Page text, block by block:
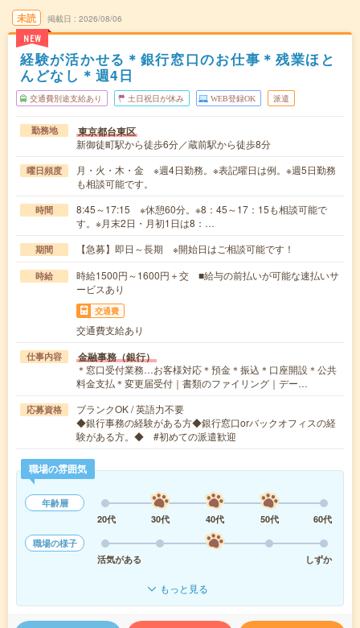
未読
NEW
掲載日 2026/08/06
経験が活かせる＊銀行窓口のお仕事＊残業ほと
んどなし＊週4日
交通費別途支給あり 土日祝日が休み WEB登録OK 派遣
勤務地 東京都台東区
新御徒町駅から徒歩6分／蔵前駅から徒歩8分
曜日頻度
月・火・木・金 ※週4日勤務。※表記曜日は例。※週5日勤務
も相談可能です。
時間
8:45～17:15 ※休憩60分。※8：45～17：15も相談可能で
す。※月末2日・月初1日は8：…
期間 【急募】即日～長期 ※開始日はご相談可能です！
時給
時給1500円～1600円＋交 ■給与の前払いが可能な速払いサ
ービスあり
交通費
交通費支給あり
仕事内容 金融事務（銀行）
＊窓口受付業務…お客様対応＊預金＊振込＊口座開設＊公共
料金支払＊変更届受付｜書類のファイリング｜デー…
応募資格
ブランクOK / 英語力不要
◆銀行事務の経験がある方◆銀行窓口orバックオフィスの経
験がある方。◆ #初めての派遣歓迎
職場の雰囲気
年齢層
20代
30代 40代 50代
60代
職場の様子
活気がある
しずか
もっと見る